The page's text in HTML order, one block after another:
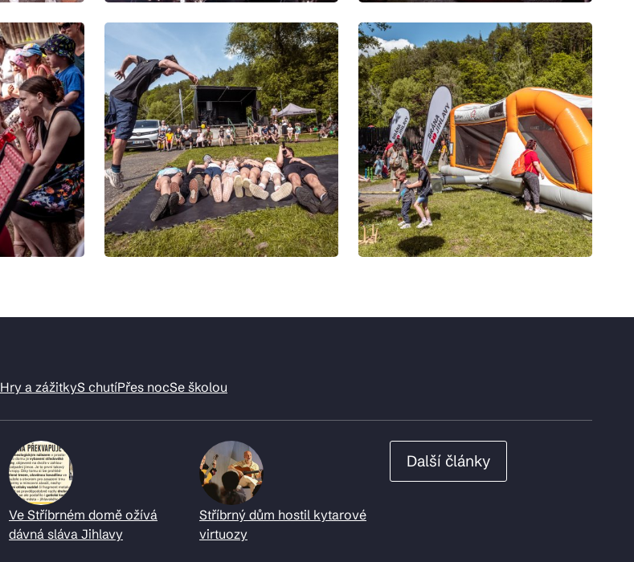
Hry a zážitkyS chutíPřes nocSe školou
Ve Stříbrném domě ožívá
dávná sláva Jihlavy
Stříbrný dům hostil kytarové
virtuozy
Další články